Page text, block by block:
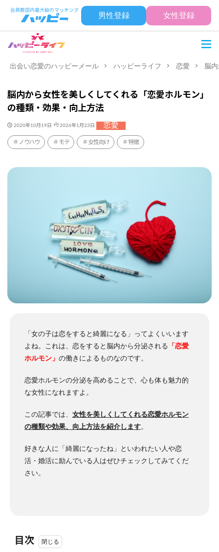
男性登録 女性登録
出会い恋愛のハッピーメール ハッピーライフ 恋愛 脳
脳内から女性を美しくしてくれる「恋愛ホルモン」
の種類・効果・向上方法
2020年10月19日 2026年1月23日 恋愛
ノウハウ モテ 女性向け 特徴
「女の子は恋をすると綺麗になる」ってよくいいます
よね。
これは、恋をすると脳内から分泌される
「恋愛
ホルモン」 の働きによるものなのです。
恋愛ホルモンの分泌を高めることで、心も体も魅力的
な女性になれますよ。
この記事では、 女性を美しくしてくれる恋愛ホルモン
の種類や効果、向上方法を紹介します。
好きな人に「綺麗になったね」といわれたい人や恋
活・婚活に励んでいる人はぜひチェックしてみてくだ
さい。
目次